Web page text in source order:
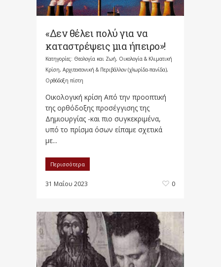
«Δεν θέλει πολύ για να
καταστρέψεις μια ήπειρο»!
Κατηγορίες: Θεολογία και Ζωή, Οικολογία & Κλιματική
Κρίση, Αρχιτεκτονική & Περιβάλλον (χλωρίδα-πανίδα),
Ορθόδοξη πίστη
Οικολογική κρίση Από την προοπτική
της ορθόδοξης προσέγγισης της
Δημιουργίας -και πιο συγκεκριμένα,
υπό το πρίσμα όσων είπαμε σχετικά
με...
Περισσότερα
31 Μαΐου 2023 0